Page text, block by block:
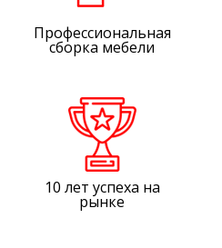
Профессиональная
сборка мебели
10 лет успеха на
рынке